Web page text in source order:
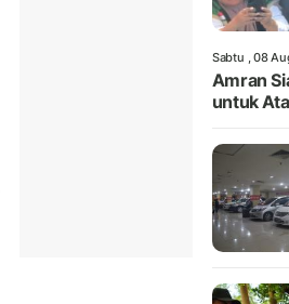
Sabtu , 08
Amran
untuk